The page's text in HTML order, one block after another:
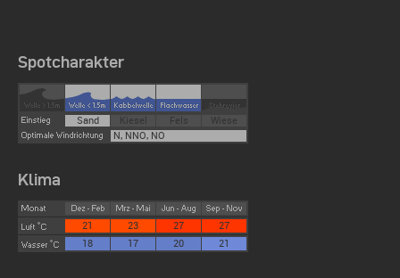
Spotcharakter
Sand Kiesel Fels
Wiese
N, NNO, NO
Klima
21 23 27
27
18
17 20 21